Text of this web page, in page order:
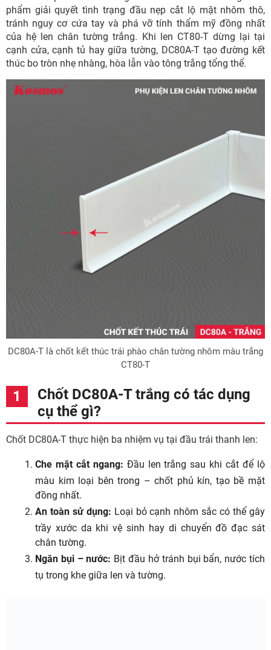
phẩm giải quyết tình trạng đầu nẹp cắt lộ mặt nhôm thô,
tránh nguy cơ cứa tay và phá vỡ tính thẩm mỹ đồng nhất
của hệ len chân tường trắng. Khi len CT80-T dừng lại tại
cạnh cửa, cạnh tủ hay giữa tường, DC80A-T tạo đường kết
thúc bo tròn nhẹ nhàng, hòa lẫn vào tông trắng tổng thể.
DC80A-T là chốt kết thúc trái phào chân tường nhôm màu trắng
CT80-T
Chốt DC80A-T trắng có tác dụng
cụ thể gì?
Chốt DC80A-T thực hiện ba nhiệm vụ tại đầu trái thanh len:
Che mặt cắt ngang: Đầu len trắng sau khi cắt để lộ
màu kim loại bên trong – chốt phủ kín, tạo bề mặt
đồng nhất.
An toàn sử dụng: Loại bỏ cạnh nhôm sắc có thể gây
trầy xước da khi vệ sinh hay di chuyển đồ đạc sát
chân tường.
Ngăn bụi – nước: Bịt đầu hở tránh bụi bẩn, nước tích
tụ trong khe giữa len và tường.